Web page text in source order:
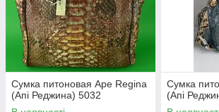
Сумка питоновая Ape Regina
(Апі Реджина) 5032
Сумка
(Апі